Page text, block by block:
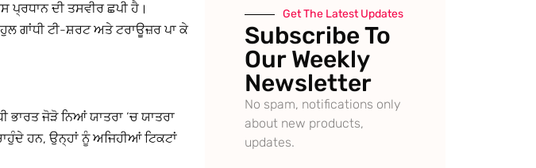
ਪ੍ਰਧਾਨ ਦੀ ਤਸਵੀਰ ਛਪੀ ਹੈ।
ਗਾਂਧੀ ਟੀ-ਸ਼ਰਟ ਅਤੇ ਟਰਾਊਜ਼ਰ ਪਾ ਕੇ
ਭਾਰਤ ਜੋੜੋ ਨਿਆਂ ਯਾਤਰਾ ‘ਚ ਯਾਤਰਾ
ਹਨ, ਉਨ੍ਹਾਂ ਨੂੰ ਅਜਿਹੀਆਂ ਟਿਕਟਾਂ
Get The Latest Updates
Subscribe To
Our Weekly
Newsletter
No spam, notifications only
about new products,
updates.